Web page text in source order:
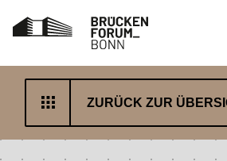
ZURÜCK ZUR